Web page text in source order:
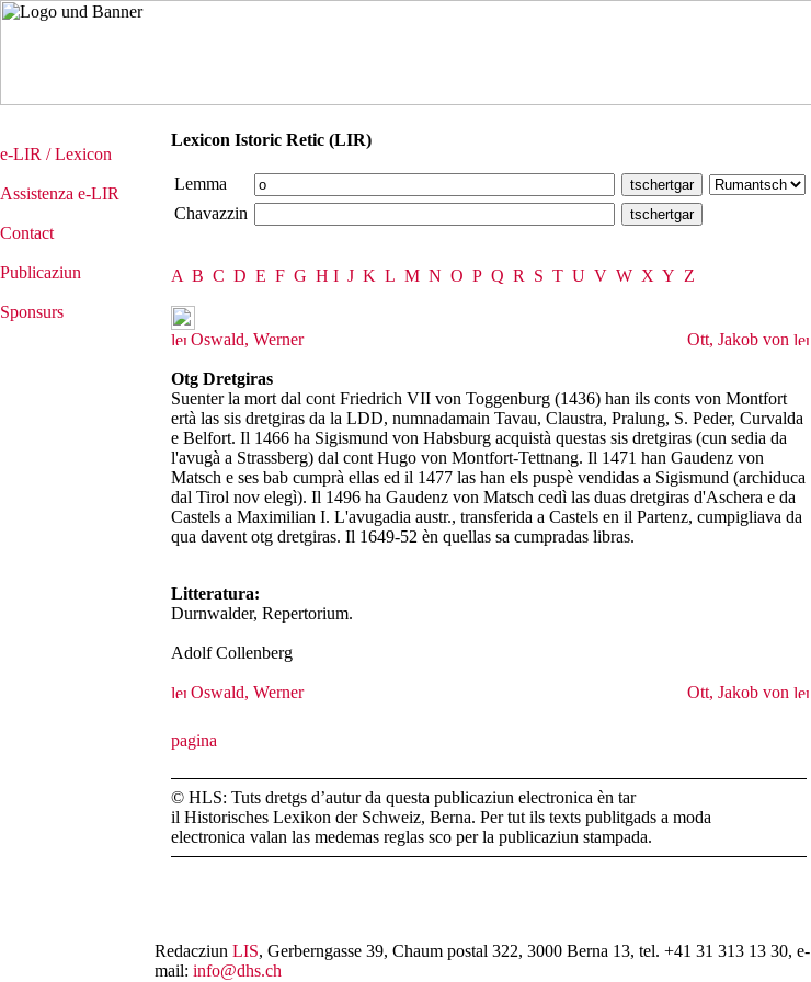
e-LIR / Lexicon
Assistenza e-LIR
Contact
Publicaziun
Sponsurs
Lexicon Istoric Retic (LIR)
Lemma
Chavazzin
A B C D E F G H I J K L M N O P Q R S T U V W X Y Z
Oswald, Werner Ott, Jakob von
Otg Dretgiras
Suenter la mort dal cont Friedrich VII von Toggenburg (1436) han ils conts von Montfort
ertà las sis dretgiras da la LDD, numnadamain Tavau, Claustra, Pralung, S. Peder, Curvalda
e Belfort. Il 1466 ha Sigismund von Habsburg acquistà questas sis dretgiras (cun sedia da
l'avugà a Strassberg) dal cont Hugo von Montfort-Tettnang. Il 1471 han Gaudenz von
Matsch e ses bab cumprà ellas ed il 1477 las han els puspè vendidas a Sigismund (archiduca
dal Tirol nov elegì). Il 1496 ha Gaudenz von Matsch cedì las duas dretgiras d'Aschera e da
Castels a Maximilian I. L'avugadia austr., transferida a Castels en il Partenz, cumpigliava da
qua davent otg dretgiras. Il 1649-52 èn quellas sa cumpradas libras.
Litteratura:
Durnwalder, Repertorium.
Adolf Collenberg
Oswald, Werner Ott, Jakob von
© HLS: Tuts dretgs d’autur da questa publicaziun electronica èn tar
il Historisches Lexikon der Schweiz, Berna. Per tut ils texts publitgads a moda
electronica valan las medemas reglas sco per la publicaziun stampada.
Redacziun LIS, Gerberngasse 39, Chaum postal 322, 3000 Berna 13, tel. +41 31 313 13 30, e-
mail: info@dhs.ch